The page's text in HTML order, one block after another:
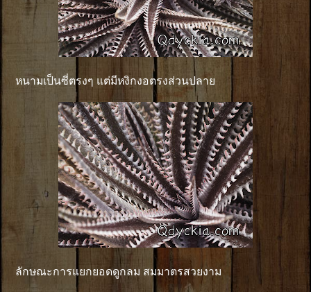
หนามเป็นซี่ตรงๆ แต่มีหงิกงอตรงส่วนปลาย
ลักษณะการแยกยอดดูกลม สมมาตรสวยงาม